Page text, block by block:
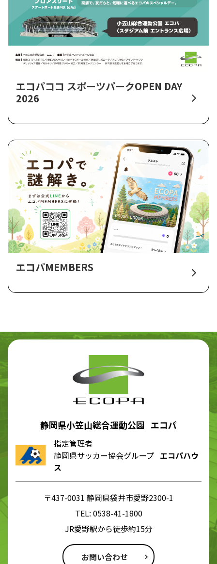
エコパココ スポーツパークOPEN DAY
2026
エコパMEMBERS
静岡県小笠山総合運動公園 エコパ
指定管理者
静岡県サッカー協会グループ エコパハウ
ス
〒437-0031 静岡県袋井市愛野2300-1
TEL: 0538-41-1800
JR愛野駅から徒歩約15分
お問い合わせ